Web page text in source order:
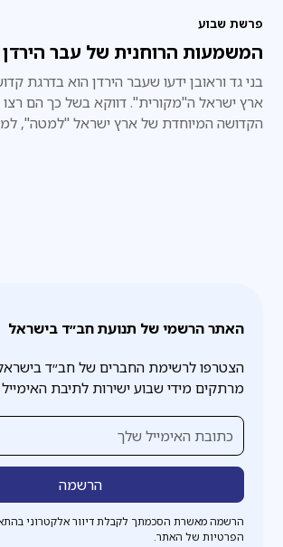
פרשת שבוע
המשמעות הרוחנית של עבר
בני גד וראובן ידעו שעבר הירדן הוא בדרגת
ארץ ישראל ה"מקורית". דווקא בשל כך הם
הקדושה המיוחדת של ארץ ישראל "למטה",
האתר הרשמי של תנועת חב״ד בישראל
הצטרפו לרשימת החברים של חב״ד
מרתקים מידי שבוע ישירות לתיבת
הרשמה מאשרת הסכמתך לקבלת דיוור אלקטרוני
הפרטיות של האתר.